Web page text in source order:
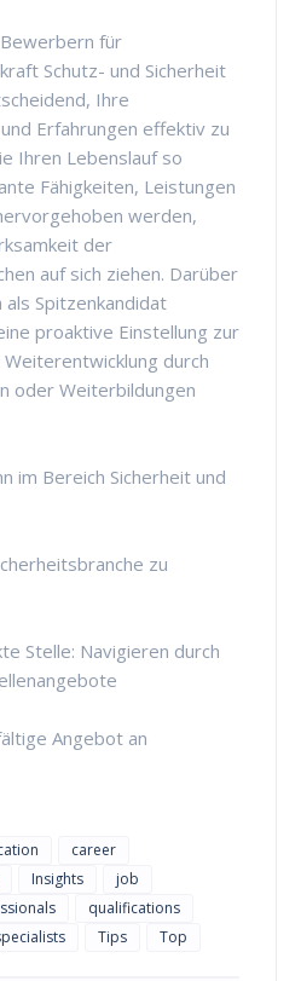
für
Schutz- und Sicherheit
Ihre
Erfahrungen effektiv zu
Ihren Lebenslauf so
Fähigkeiten, Leistungen
werden,
der
auf sich ziehen. Darüber
als Spitzenkandidat
proaktive Einstellung zur
durch
oder Weiterbildungen
im Bereich Sicherheit und
zu
Stelle: Navigieren durch
Angebot an
career
Insights
job
qualifications
Tips Top